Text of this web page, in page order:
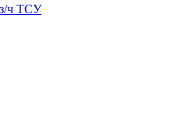
ч ТСУ